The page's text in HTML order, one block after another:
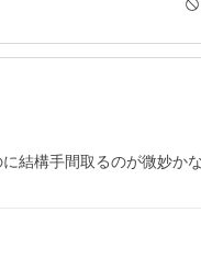
結構手間取るのが微妙かな